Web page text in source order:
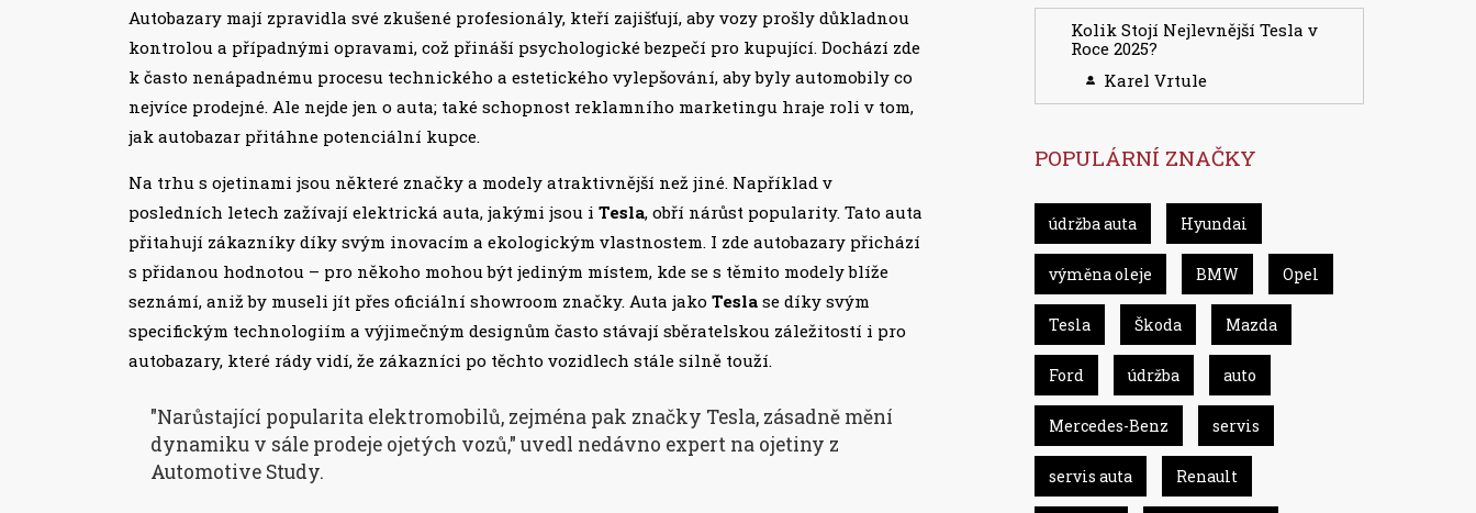
Autobazary mají zpravidla své zkušené profesionály, kteří zajišťují, aby vozy prošly důkladnou
kontrolou a případnými opravami, což přináší psychologické bezpečí pro kupující. Dochází zde
k často nenápadnému procesu technického a estetického vylepšování, aby byly automobily co
nejvíce prodejné. Ale nejde jen o auta; také schopnost reklamního marketingu hraje roli v tom,
jak autobazar přitáhne potenciální kupce.
Na trhu s ojetinami jsou některé značky a modely atraktivnější než jiné. Například v
posledních letech zažívají elektrická auta, jakými jsou i Tesla, obří nárůst popularity. Tato auta
přitahují zákazníky díky svým inovacím a ekologickým vlastnostem. I zde autobazary přichází
s přidanou hodnotou – pro někoho mohou být jediným místem, kde se s těmito modely blíže
seznámí, aniž by museli jít přes oficiální showroom značky. Auta jako Tesla se díky svým
specifickým technologiím a výjimečným designům často stávají sběratelskou záležitostí i pro
autobazary, které rády vidí, že zákazníci po těchto vozidlech stále silně touží.
"Narůstající popularita elektromobilů, zejména pak značky Tesla, zásadně mění
dynamiku v sále prodeje ojetých vozů," uvedl nedávno expert na ojetiny z
Automotive Study.
Kolik Stojí Nejlevnější Tesla v
Roce 2025?
Karel Vrtule
POPULÁRNÍ ZNAČKY
údržba auta Hyundai
výměna oleje BMW Opel
Tesla Škoda Mazda
Ford údržba auto
Mercedes-Benz servis
servis auta Renault